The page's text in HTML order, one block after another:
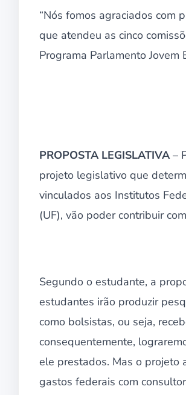
“Nós fomos agraciados com
que atendeu as cinco
Programa Parlamento Jovem
PROPOSTA LEGISLATIVA–
projeto legislativo que
vinculados aos Institutos
(UF), vão poder contribuir
Segundo o estudante, a
estudantes irão produzir
como bolsistas, ou seja,
consequentemente,
ele prestados. Mas o projeto
gastos federais com